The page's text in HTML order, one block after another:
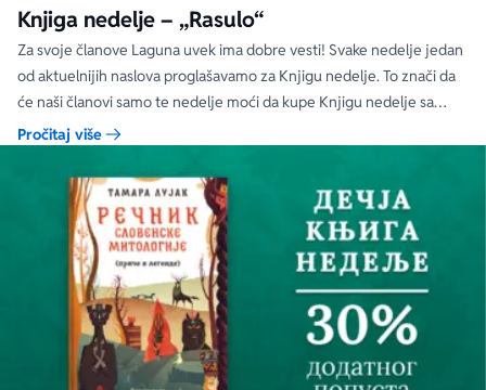
Knjiga nedelje – „Rasulo“
Za svoje članove Laguna uvek ima dobre vesti! Svake nedelje jedan
od aktuelnijih naslova proglašavamo za Knjigu nedelje. To znači da
će naši članovi samo te nedelje moći da kupe Knjigu nedelje sa
specijalnim DODATNIM popustom od 30%.
Pročitaj više